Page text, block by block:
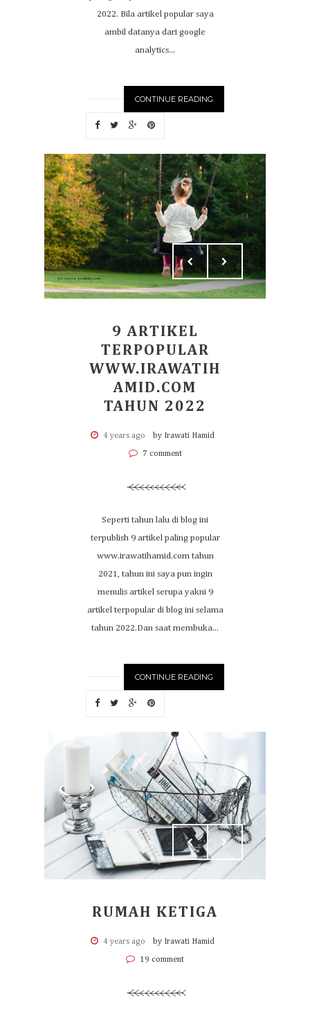
2022. Bila artikel popular saya
ambil datanya dari google
analytics...
CONTINUE READING
9 ARTIKEL
TERPOPULAR
WWW.IRAWATIH
AMID.COM
TAHUN 2022
4 years ago by Irawati Hamid
7 comment
Seperti tahun lalu di blog ini
terpublish 9 artikel paling popular
www.irawatihamid.com tahun
2021, tahun ini saya pun ingin
menulis artikel serupa yakni 9
artikel terpopular di blog ini selama
tahun 2022.Dan saat membuka...
CONTINUE READING
RUMAH KETIGA
4 years ago by Irawati Hamid
19 comment